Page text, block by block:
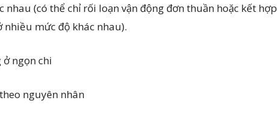
(có thể chỉ rối loạn vận động đơn thuần hoặc kết hợp
nhiều mức độ khác nhau).
ngọn chi
nguyên nhân